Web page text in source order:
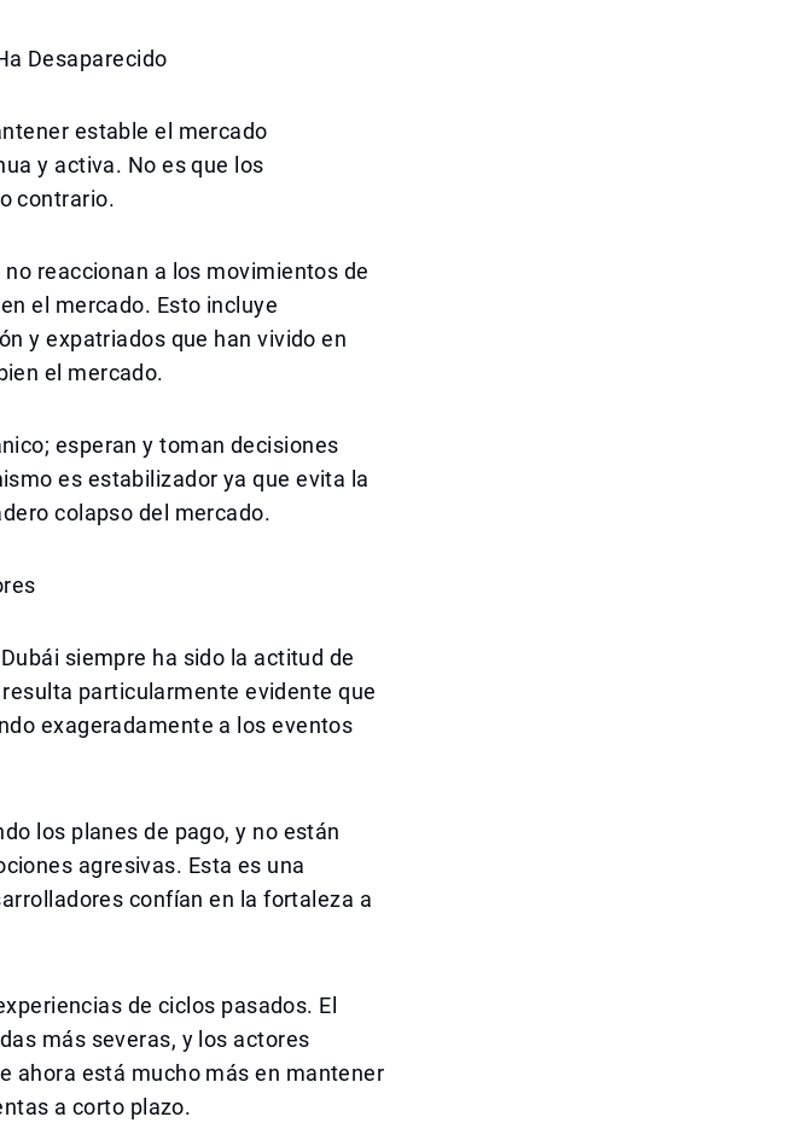
Desaparecido
estable el mercado
y activa. No es que los
contrario.
reaccionan a los movimientos de
el mercado. Esto incluye
y expatriados que han vivido en
el mercado.
esperan y toman decisiones
es estabilizador ya que evita la
colapso del mercado.
siempre ha sido la actitud de
particularmente evidente que
exageradamente a los eventos
los planes de pago, y no están
agresivas. Esta es una
confían en la fortaleza a
de ciclos pasados. El
más severas, y los actores
ahora está mucho más en mantener
a corto plazo.